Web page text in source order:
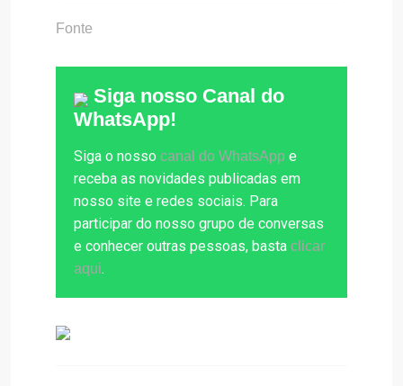
Fonte
Siga nosso Canal do
WhatsApp!
Siga o nosso canal do WhatsApp e
receba as novidades publicadas em
nosso site e redes sociais. Para
participar do nosso grupo de conversas
e conhecer outras pessoas, basta clicar
aqui.